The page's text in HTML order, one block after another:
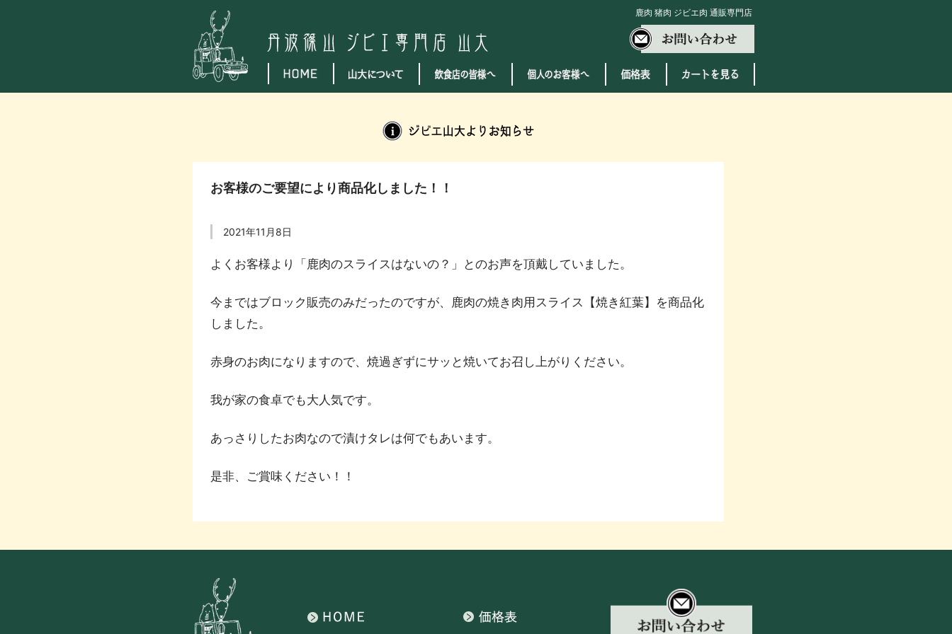
鹿肉 猪肉 ジビエ肉 通販専門店
お客様のご要望により商品化しました！！
2021年11月8日
よくお客様より「鹿肉のスライスはないの？」とのお声を頂戴していました。
今まではブロック販売のみだったのですが、鹿肉の焼き肉用スライス【焼き紅葉】を商品化
しました。
赤身のお肉になりますので、焼過ぎずにサッと焼いてお召し上がりください。
我が家の食卓でも大人気です。
あっさりしたお肉なので漬けタレは何でもあいます。
是非、ご賞味ください！！